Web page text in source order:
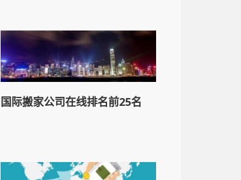
国际搬家公司在线排名前25名